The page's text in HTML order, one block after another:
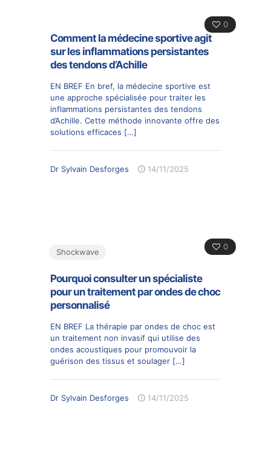
0
Comment la médecine sportive agit
sur les inflammations persistantes
des tendons d’Achille
EN BREF En bref, la médecine sportive est
une approche spécialisée pour traiter les
inflammations persistantes des tendons
d’Achille. Cette méthode innovante offre des
solutions efficaces […]
Dr Sylvain Desforges 14/11/2025
0
Shockwave
Pourquoi consulter un spécialiste
pour un traitement par ondes de choc
personnalisé
EN BREF La thérapie par ondes de choc est
un traitement non invasif qui utilise des
ondes acoustiques pour promouvoir la
guérison des tissus et soulager […]
Dr Sylvain Desforges 14/11/2025